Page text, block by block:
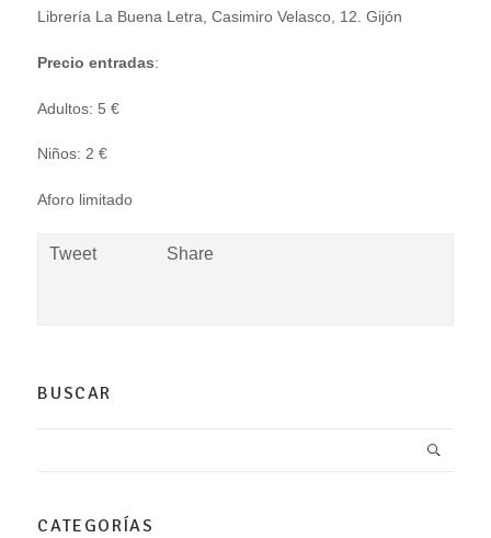
Librería La Buena Letra, Casimiro Velasco, 12. Gijón
Precio entradas:
Adultos: 5 €
Niños: 2 €
Aforo limitado
Tweet Share
BUSCAR
CATEGORÍAS